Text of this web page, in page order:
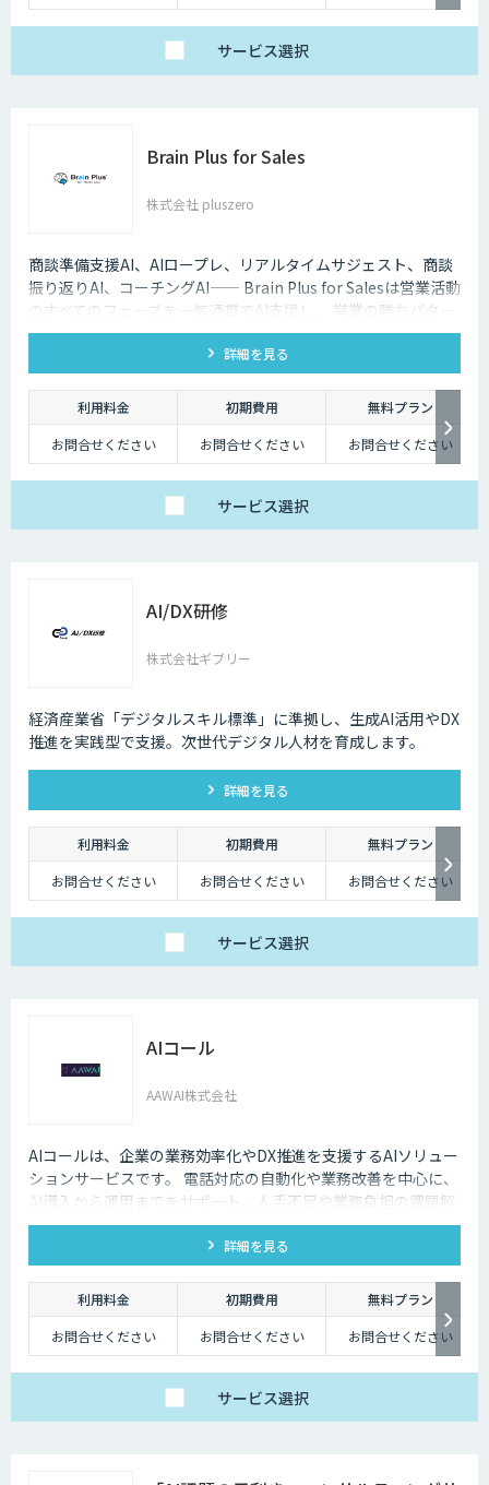
サービス選択
Brain Plus for Sales
株式会社 pluszero
商談準備支援AI、AIロープレ、リアルタイムサジェスト、商談
振り返りAI、コーチングAI—— Brain Plus for Salesは営業活動
のすべてのフェーズを一気通貫でAI支援し、 営業の勝ちパター
ンを組織に浸透・蓄積させます。
詳細を見る
利用料金 初期費用
無料プラン
お問合せください
お問合せください お問合せください
サービス選択
AI/DX研修
株式会社ギブリー
経済産業省「デジタルスキル標準」に準拠し、生成AI活用やDX
推進を実践型で支援。次世代デジタル人材を育成します。
詳細を見る
利用料金 初期費用
無料プラン
お問合せください
お問合せください お問合せください
サービス選択
AIコール
AAWAI株式会社
AIコールは、企業の業務効率化やDX推進を支援するAIソリュー
ションサービスです。 電話対応の自動化や業務改善を中心に、
AI導入から運用までをサポート。人手不足や業務負担の課題解
決に貢献し、実際の現場で“使えるAI”を提供しています。
詳細を見る
利用料金 初期費用
無料プラン
お問合せください
お問合せください お問合せください
サービス選択